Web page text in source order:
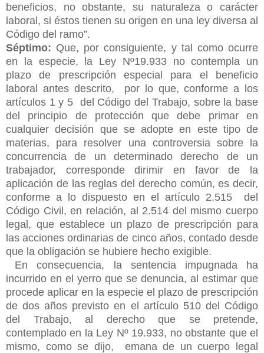
beneficios, no obstante, su naturaleza o carácter
laboral, si éstos tienen su origen en una ley diversa al
Código del ramo”.
Séptimo: Que, por consiguiente, y tal como ocurre
en la especie, la Ley Nº19.933 no contempla un
plazo de prescripción especial para el beneficio
laboral antes descrito, por lo que, conforme a los
artículos 1 y 5 del Código del Trabajo, sobre la base
del principio de protección que debe primar en
cualquier decisión que se adopte en este tipo de
materias, para resolver una controversia sobre la
concurrencia de un determinado derecho de un
trabajador, corresponde dirimir en favor de la
aplicación de las reglas del derecho común, es decir,
conforme a lo dispuesto en el artículo 2.515 del
Código Civil, en relación, al 2.514 del mismo cuerpo
legal, que establece un plazo de prescripción para
las acciones ordinarias de cinco años, contado desde
que la obligación se hubiere hecho exigible.
En consecuencia, la sentencia impugnada ha
incurrido en el yerro que se denuncia, al estimar que
procede aplicar en la especie el plazo de prescripción
de dos años previsto en el artículo 510 del Código
del Trabajo, al derecho que se pretende,
contemplado en la Ley Nº 19.933, no obstante que el
mismo, como se dijo, emana de un cuerpo legal